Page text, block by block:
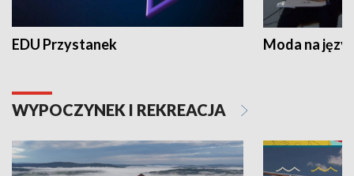
EDU Przystanek Moda na
WYPOCZYNEK I REKREACJA